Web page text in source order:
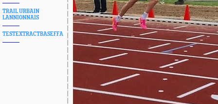
TRAIL URBAIN
LANNIONNAIS
TESTEXTRACTBASEFFA